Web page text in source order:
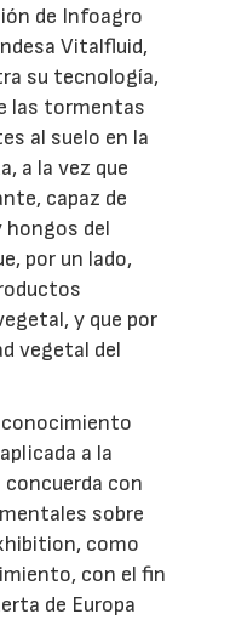
de Infoagro
Vitalfluid,
su tecnología,
las tormentas
al suelo en la
a la vez que
capaz de
hongos del
por un lado,
y que por
vegetal del
a la
con
sobre
como
con el fin
de Europa